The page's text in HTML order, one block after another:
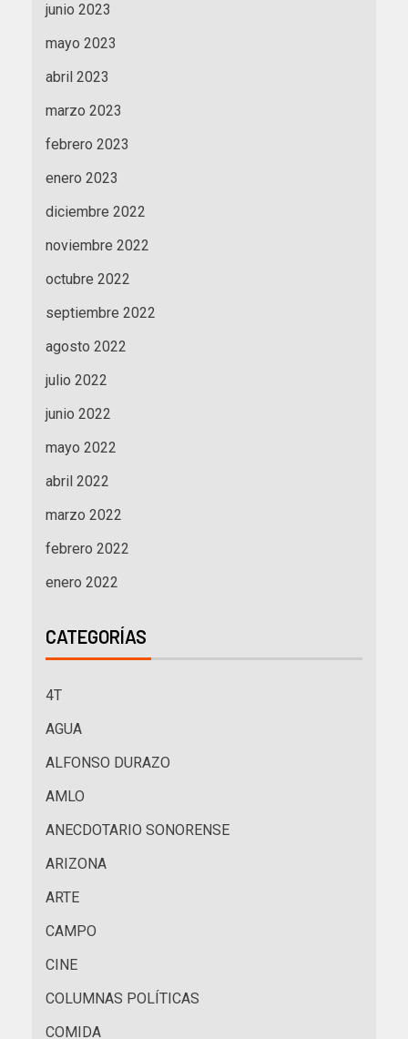
junio 2023
mayo 2023
abril 2023
marzo 2023
febrero 2023
enero 2023
diciembre 2022
noviembre 2022
octubre 2022
septiembre 2022
agosto 2022
julio 2022
junio 2022
mayo 2022
abril 2022
marzo 2022
febrero 2022
enero 2022
CATEGORÍAS
4T
AGUA
ALFONSO DURAZO
AMLO
ANECDOTARIO SONORENSE
ARIZONA
ARTE
CAMPO
CINE
COLUMNAS POLÍTICAS
COMIDA